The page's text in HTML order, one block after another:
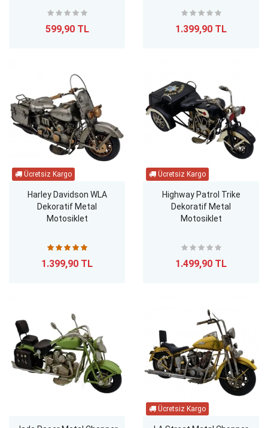
599,90 TL 1.399,90 TL
Harley Davidson WLA
Dekoratif Metal
Motosiklet
1.399,90 TL
Highway Patrol Trike
Dekoratif Metal
Motosiklet
1.499,90 TL